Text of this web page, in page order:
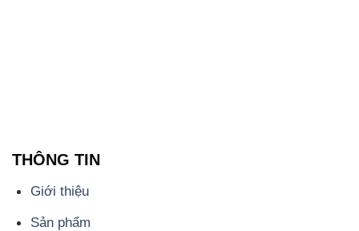
THÔNG TIN
Giới thiệu
Sản phẩm